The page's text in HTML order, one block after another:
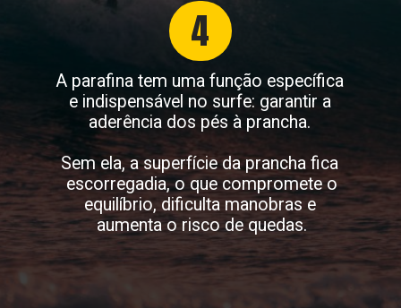
4
A parafina tem uma função específica
e indispensável no surfe: garantir a
aderência dos pés à prancha.
Sem ela, a superfície da prancha fica
escorregadia, o que compromete o
equilíbrio, dificulta manobras e
aumenta o risco de quedas.